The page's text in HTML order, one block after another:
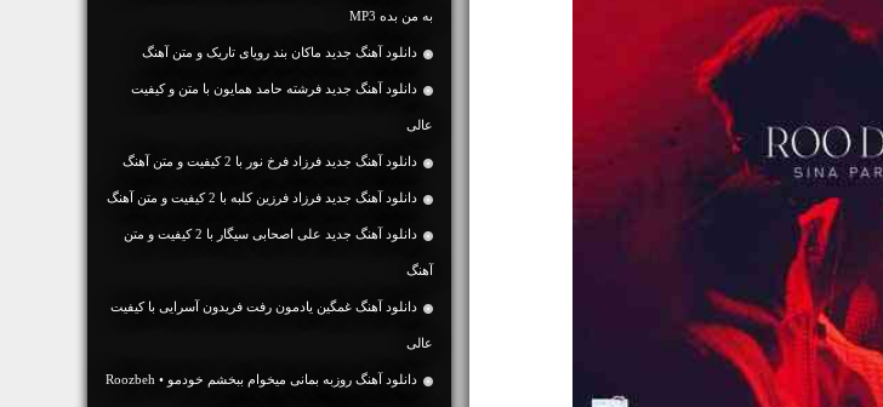
به من بده MP3
دانلود آهنگ جديد ماکان بند رویای تاریک و متن آهنگ
دانلود آهنگ جديد فرشته حامد همایون با متن و کیفیت
عالی
دانلود آهنگ جديد فرزاد فرخ نور با 2 کیفیت و متن آهنگ
دانلود آهنگ جديد فرزاد فرزین کلبه با 2 کیفیت و متن آهنگ
دانلود آهنگ جديد علی اصحابی سیگار با 2 کیفیت و متن
آهنگ
دانلود آهنگ غمگین یادمون رفت فریدون آسرایی با کیفیت
عالی
دانلود آهنگ روزبه بمانی میخوام ببخشم خودمو • Roozbeh